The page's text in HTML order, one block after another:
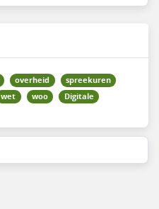
overheid
spreekuren
wet woo Digitale